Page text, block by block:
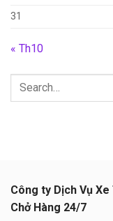
31
« Th10
Công ty Dịch Vụ Xe
Chở Hàng 24/7